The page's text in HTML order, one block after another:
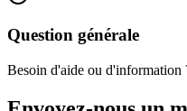
Question générale
Besoin d'aide ou d'information